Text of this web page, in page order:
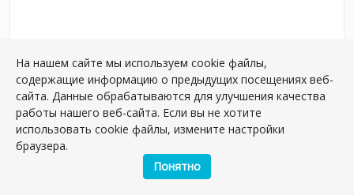
6342 Гран Пале серый 25x40 плитка
Артикул:6342
Размер: 40*25 см
Вес: 16.25 кг
шт
На нашем сайте мы используем cookie файлы,
содержащие информацию о предыдущих посещениях веб-
сайта. Данные обрабатываются для улучшения качества
работы нашего веб-сайта. Если вы не хотите
использовать cookie файлы, измените настройки
браузера.
Понятно